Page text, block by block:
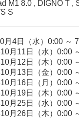
M1 8.0 , DIGNO T ,
S
月4日（水）0:00 ～
日（水）0:00 ～
日（木）0:00 ～
日（金）0:00 ～
日（月）0:00 ～
日（木）0:00 ～
日（水）0:00 ～
日（木）0:00 ～